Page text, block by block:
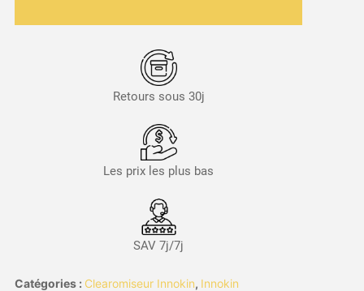
Retours sous 30j
Les prix les plus bas
SAV 7j/7j
Catégories : Clearomiseur Innokin, Innokin